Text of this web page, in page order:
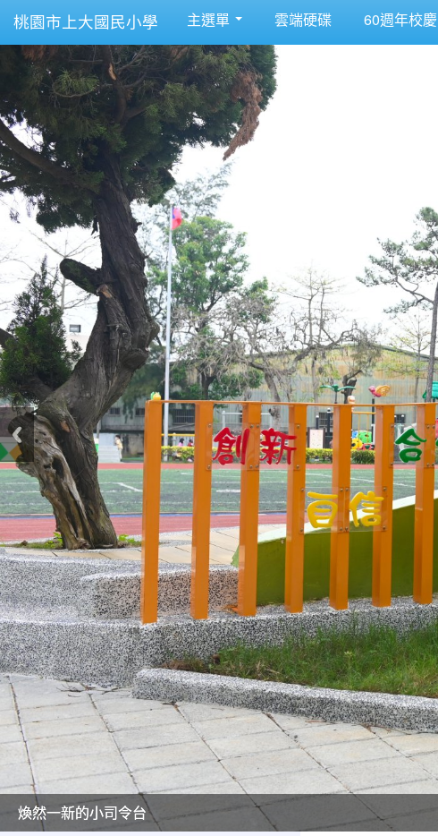
桃園市上大國民小學 主選單 雲端硬碟 60週年校慶
美麗的操場是我們活力的來源
美麗的操場是我們活力的來源
煥然一新的小司令台
煥然一新的小司令台
富含桃園埤塘田園風光意象的中廊
富含桃園埤塘田園風光意象的中廊
嶄新的中庭廣場
嶄新的中庭廣場
水生池生生不息
水生池生生不息